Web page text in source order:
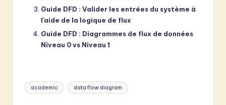
Guide DFD : Valider les entrées du système à
l’aide de la logique de flux
Guide DFD : Diagrammes de flux de données
Niveau 0 vs Niveau 1
Tags:
academic data flow diagram